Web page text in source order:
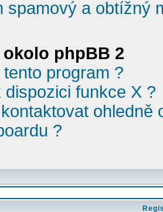
spamový a obtížný
phpBB 2
program ?
dispozici funkce X ?
?